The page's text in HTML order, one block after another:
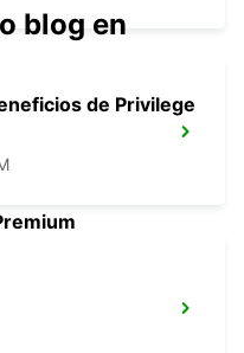
blog en
de Privilege